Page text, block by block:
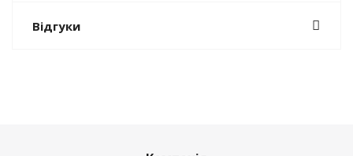
Відгуки